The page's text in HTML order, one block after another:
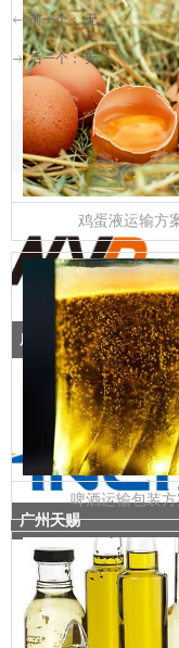
鸡蛋液运输方
啤酒运输包装
ꂃ 前一个： 无
ꁹ 后一个： 无
新资讯一览
广州宁屹达
广州宁屹达是一家专业的经
化工原料的贸易批发公司，
发货使用槽罐车。而一些
户使用此包装在成本上较
虑使用我司的Combo箱。
广州天赐
广州天赐高新材料股份有限
一家专业从事个人护理品功
料、锂离子电池材料、有机
材料的高科技民营企业；